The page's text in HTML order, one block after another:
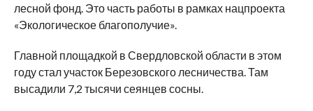
лесной фонд. Это часть работы в рамках нацпроекта
«Экологическое благополучие».
Главной площадкой в Свердловской области в этом
году стал участок Березовского лесничества. Там
высадили 7,2 тысячи сеянцев сосны.